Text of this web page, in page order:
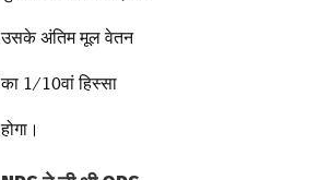
उसके अंतिम मूल वेतन
का 1/10वां हिस्सा
होगा।